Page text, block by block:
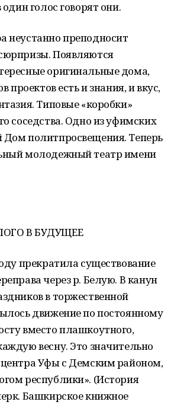
голос говорят они.
неустанно преподносит
Появляются
оригинальные дома,
проектов есть и знания, и вкус,
Типовые «коробки»
соседства. Одно из уфимских
политпросвещения. Теперь
молодежный театр имени
В БУДУЩЕЕ
прекратила существование
через р. Белую. В канун
в торжественной
движение по постоянному
вместо плашкоутного,
весну. Это значительно
Уфы с Демским районом,
республики». (История
Башкирское книжное